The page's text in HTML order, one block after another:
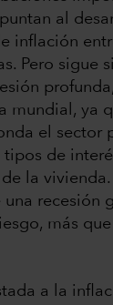
al
inflación
Pero sigue
mundial, ya
el sector
tipos de
la
recesión
más
a la